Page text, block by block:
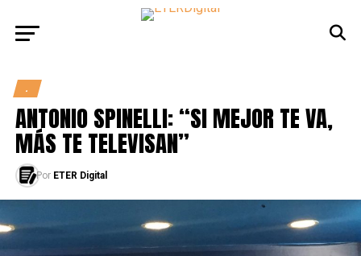
.
ANTONIO SPINELLI: “SI MEJOR TE VA,
MÁS TE TELEVISAN”
Por ETER Digital